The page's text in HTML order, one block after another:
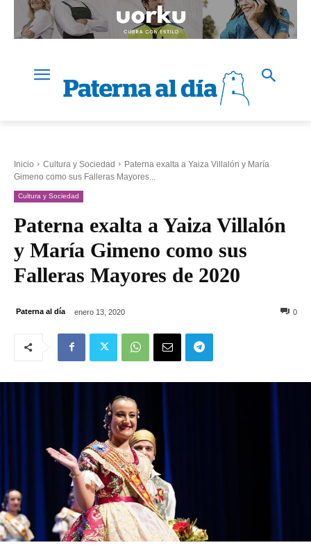
Inicio Cultura y Sociedad
Paterna exalta a Yaiza Villalón y María
Gimeno como sus Falleras Mayores...
Cultura y Sociedad
Paterna exalta a Yaiza Villalón
y María Gimeno como sus
Falleras Mayores de 2020
Paterna al día enero 13, 2020 0